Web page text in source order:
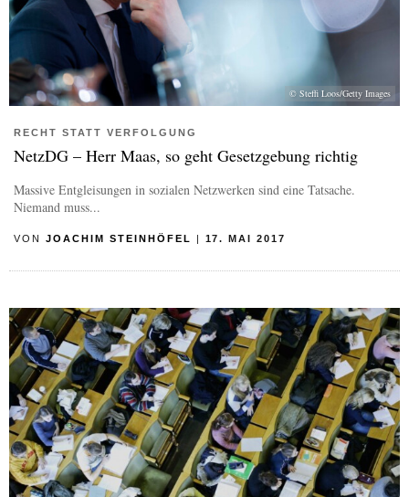
© Steffi Loos/Getty Images
RECHT STATT VERFOLGUNG
NetzDG – Herr Maas, so geht Gesetzgebung richtig
Massive Entgleisungen in sozialen Netzwerken sind eine Tatsache.
Niemand muss...
VON JOACHIM STEINHÖFEL | 17. MAI 2017